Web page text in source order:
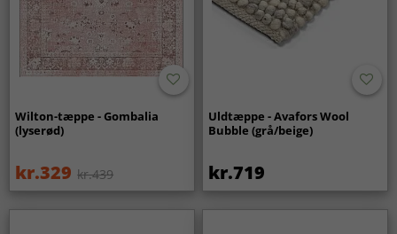
Wilton-tæppe - Gombalia
(lyserød)
kr.329 kr.439
Uldtæppe - Avafors Wool
Bubble (grå/beige)
kr.719